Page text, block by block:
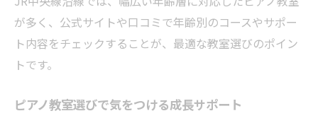
が多く、公式サイトや口コミで年齢別のコースやサポー
ト内容をチェックすることが、最適な教室選びのポイン
トです。
ピアノ教室選びで気をつける成長サポート